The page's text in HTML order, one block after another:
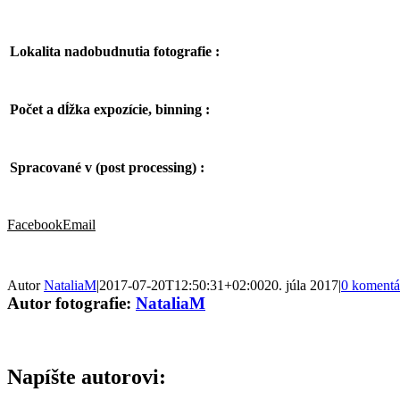
Lokalita nadobudnutia fotografie :
Počet a dĺžka expozície, binning :
Spracované v (post processing) :
FacebookEmail
AutorNataliaM|2017-07-20T12:50:31+02:0020. júla 2017|0
Autor fotografie: NataliaM
Napíšte autorovi: